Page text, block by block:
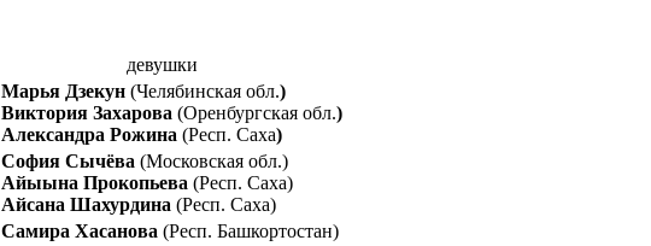
девушки
Марья Дзекун (Челябинская обл.)
Виктория Захарова (Оренбургская обл.)
Александра Рожина (Респ. Саха)
София Сычёва (Московская обл.)
Айыына Прокопьева (Респ. Саха)
Айсана Шахурдина (Респ. Саха)
Самира Хасанова (Респ. Башкортостан)